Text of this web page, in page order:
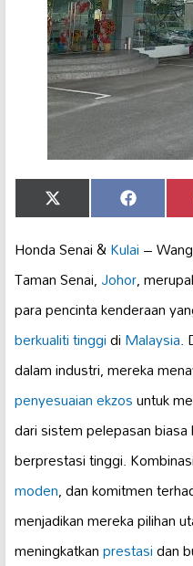
Share
on
X
(Twitter)
Share
on
Honda Senai &Kulai–
Taman Senai,Johor,
para pencinta kenderaan
berkualiti tinggidiMalaysia.
dalam industri, mereka
penyesuaian ekzosuntuk
dari sistem pelepasan
berprestasi tinggi.
moden, dan komitmen
menjadikan mereka pilihan
meningkatkanprestasidan